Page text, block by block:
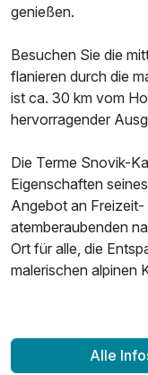
genießen.
Besuchen Sie die
flanieren durch die
ist ca. 30 km vom
hervorragender
Die Terme Snovik-
Eigenschaften
Angebot an Freizeit-
atemberaubenden
Ort für alle, die
malerischen alpinen
Alle